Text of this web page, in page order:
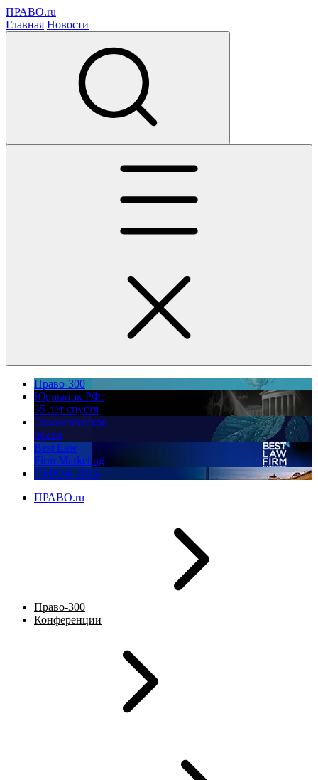
ПРАВО.ru
Главная Новости
Право-300
Юррынок РФ:
35 лет спустя
Экологическое
право
Best Law
Firm Marketing
ПМЮФ 2026
ПРАВО.ru
Право-300
Конференции